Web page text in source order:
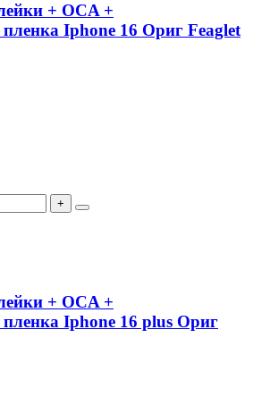
+ OCA +
Iphone 16 Ориг Feaglet
+
+ OCA +
Iphone 16 plus Ориг